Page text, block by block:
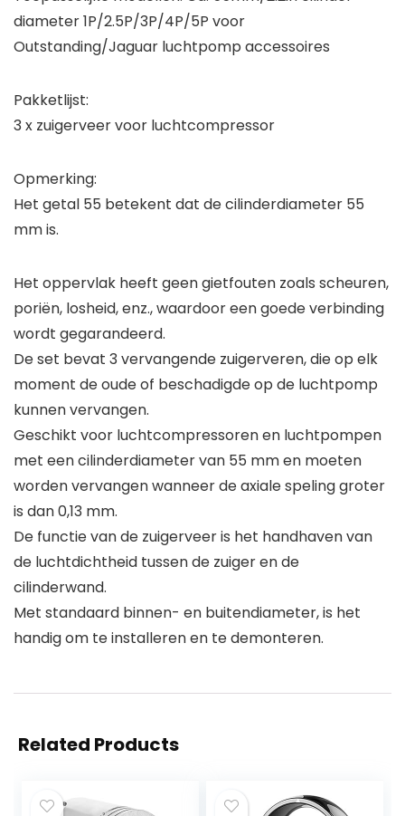
diameter 1P/2.5P/3P/4P/5P voor
Outstanding/Jaguar luchtpomp accessoires
Pakketlijst:
3 x zuigerveer voor luchtcompressor
Opmerking:
Het getal 55 betekent dat de cilinderdiameter 55
mm is.
Het oppervlak heeft geen gietfouten zoals scheuren,
poriën, losheid, enz., waardoor een goede verbinding
wordt gegarandeerd.
De set bevat 3 vervangende zuigerveren, die op elk
moment de oude of beschadigde op de luchtpomp
kunnen vervangen.
Geschikt voor luchtcompressoren en luchtpompen
met een cilinderdiameter van 55 mm en moeten
worden vervangen wanneer de axiale speling groter
is dan 0,13 mm.
De functie van de zuigerveer is het handhaven van
de luchtdichtheid tussen de zuiger en de
cilinderwand.
Met standaard binnen- en buitendiameter, is het
handig om te installeren en te demonteren.
Related Products